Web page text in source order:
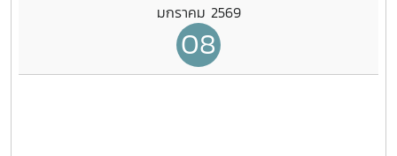
มกราคม 2569
08